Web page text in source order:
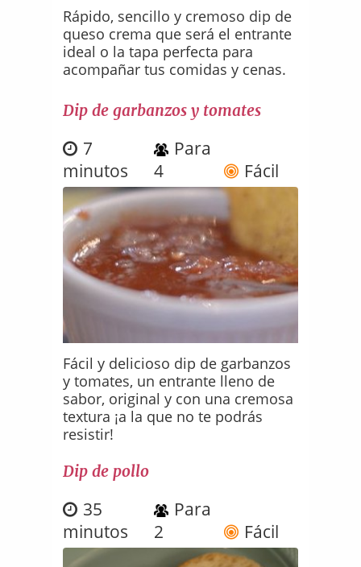
Rápido, sencillo y cremoso dip de
queso crema que será el entrante
ideal o la tapa perfecta para
acompañar tus comidas y cenas.
Dip de garbanzos y tomates
7
minutos
Para
4
Fácil
Fácil y delicioso dip de garbanzos
y tomates, un entrante lleno de
sabor, original y con una cremosa
textura ¡a la que no te podrás
resistir!
Dip de pollo
35
minutos
Para
2
Fácil